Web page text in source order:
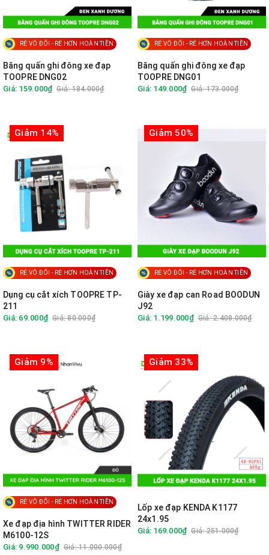
RẺ VÔ ĐỐI - RẺ HƠN HOÀN TIỀN
Băng quấn ghi đông xe đạp
TOOPRE DNG02
Giá: 159.000₫ Giá: 184.000₫
RẺ VÔ ĐỐI - RẺ HƠN HOÀN TIỀN
Băng quấn ghi đông xe đạp
TOOPRE DNG01
Giá: 149.000₫ Giá: 173.000₫
Giảm 14%
RẺ VÔ ĐỐI - RẺ HƠN HOÀN TIỀN
Dụng cụ cắt xích TOOPRE TP-
211
Giá: 69.000₫ Giá: 80.000₫
Giảm 50%
RẺ VÔ ĐỐI - RẺ HƠN HOÀN TIỀN
Giày xe đạp can Road BOODUN
J92
Giá: 1.199.000₫ Giá: 2.408.000₫
Giảm 9%
RẺ VÔ ĐỐI - RẺ HƠN HOÀN TIỀN
Xe đạp địa hình TWITTER RIDER
M6100-12S
Giá: 9.990.000₫ Giá: 11.000.000₫
Giảm 33%
Lốp xe đạp KENDA K1177
24x1.95
Giá: 169.000₫ Giá: 251.000₫